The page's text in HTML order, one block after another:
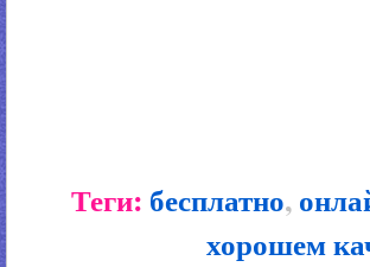
Теги: бесплатно,
хорошем